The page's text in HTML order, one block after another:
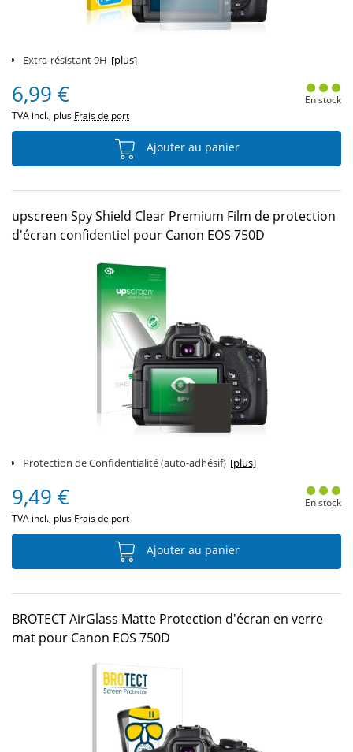
Extra-résistant 9H [plus]
6,99 €
TVA incl., plus Frais de port
En stock
Ajouter au panier
upscreen Spy Shield Clear Premium Film de protection
d'écran confidentiel pour Canon EOS 750D
Protection de Confidentialité (auto-adhésif) [plus]
9,49 €
TVA incl., plus Frais de port
En stock
Ajouter au panier
BROTECT AirGlass Matte Protection d'écran en verre
mat pour Canon EOS 750D